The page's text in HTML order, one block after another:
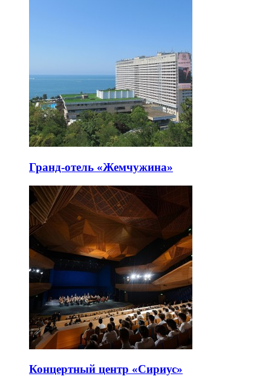
Гранд-отель «Жемчужина»
Концертный центр «Сириус»